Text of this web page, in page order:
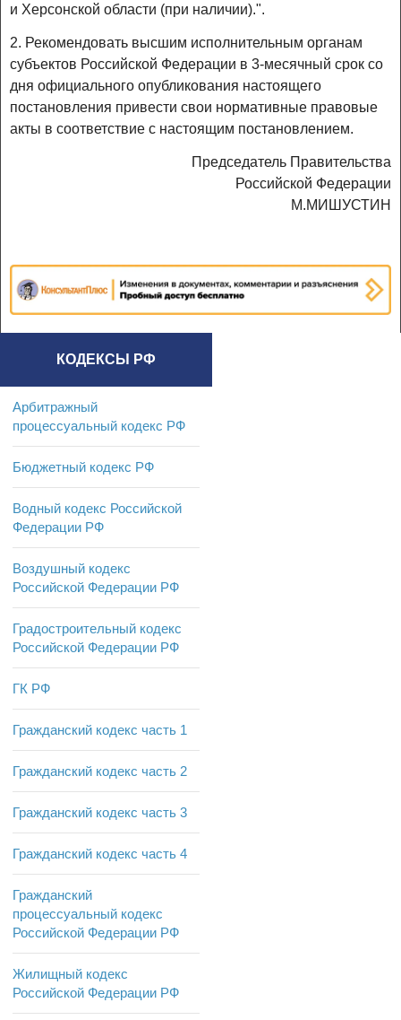
и Херсонской области (при наличии).".
2. Рекомендовать высшим исполнительным органам
субъектов Российской Федерации в 3-месячный срок со
дня официального опубликования настоящего
постановления привести свои нормативные правовые
акты в соответствие с настоящим постановлением.
Председатель Правительства
Российской Федерации
М.МИШУСТИН
КОДЕКСЫ РФ
Арбитражный
процессуальный кодекс РФ
Бюджетный кодекс РФ
Водный кодекс Российской
Федерации РФ
Воздушный кодекс
Российской Федерации РФ
Градостроительный кодекс
Российской Федерации РФ
ГК РФ
Гражданский кодекс часть 1
Гражданский кодекс часть 2
Гражданский кодекс часть 3
Гражданский кодекс часть 4
Гражданский
процессуальный кодекс
Российской Федерации РФ
Жилищный кодекс
Российской Федерации РФ